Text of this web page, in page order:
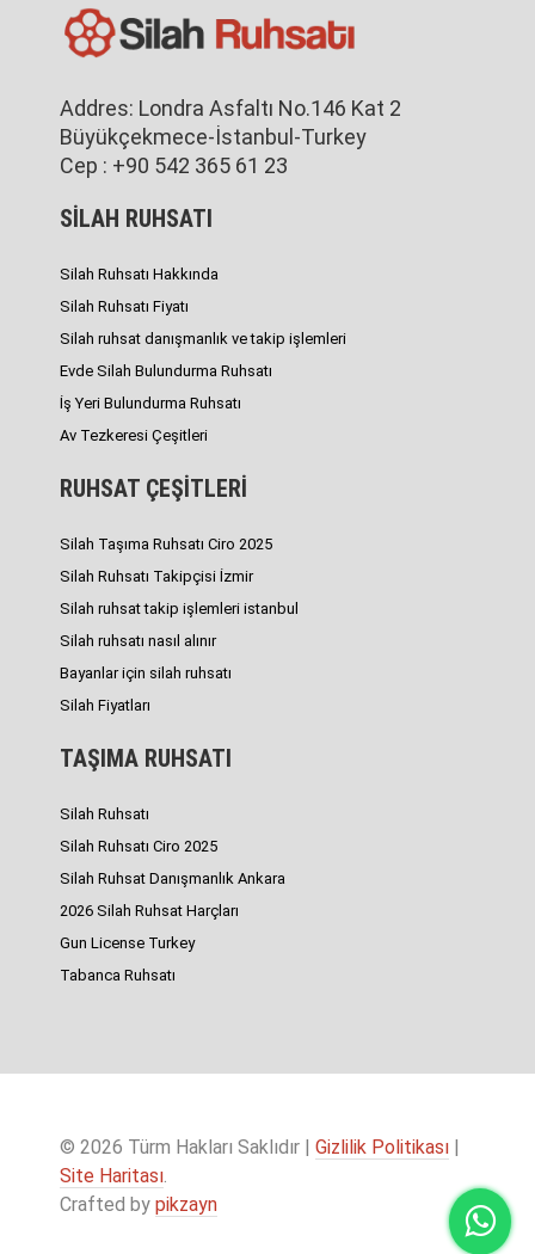
Addres: Londra Asfaltı No.146 Kat 2
Büyükçekmece-İstanbul-Turkey
Cep : +90 542 365 61 23
SİLAH RUHSATI
Silah Ruhsatı Hakkında
Silah Ruhsatı Fiyatı
Silah ruhsat danışmanlık ve takip işlemleri
Evde Silah Bulundurma Ruhsatı
İş Yeri Bulundurma Ruhsatı
Av Tezkeresi Çeşitleri
RUHSAT ÇEŞİTLERİ
Silah Taşıma Ruhsatı Ciro 2025
Silah Ruhsatı Takipçisi İzmir
Silah ruhsat takip işlemleri istanbul
Silah ruhsatı nasıl alınır
Bayanlar için silah ruhsatı
Silah Fiyatları
TAŞIMA RUHSATI
Silah Ruhsatı
Silah Ruhsatı Ciro 2025
Silah Ruhsat Danışmanlık Ankara
2026 Silah Ruhsat Harçları
Gun License Turkey
Tabanca Ruhsatı
© 2026 Türm Hakları Saklıdır | Gizlilik Politikası
Site Haritası.
Crafted by pikzayn